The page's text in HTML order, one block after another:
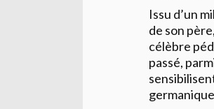
Issu d’un
de son
célèbre
passé,